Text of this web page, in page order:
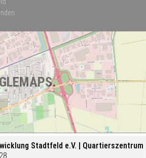
Stadtfeld e.V. | Quartierszentrum